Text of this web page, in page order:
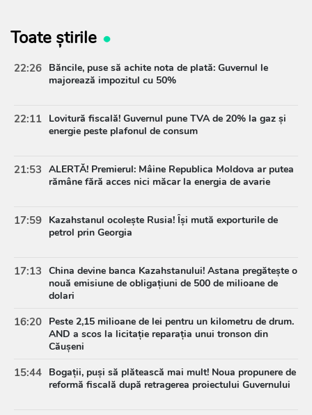
Toate știrile
22:26 Băncile, puse să achite nota de plată: Guvernul le
majorează impozitul cu 50%
22:11 Lovitură fiscală! Guvernul pune TVA de 20% la gaz și
energie peste plafonul de consum
21:53 ALERTĂ! Premierul: Mâine Republica Moldova ar putea
rămâne fără acces nici măcar la energia de avarie
17:59 Kazahstanul ocolește Rusia! Își mută exporturile de
petrol prin Georgia
17:13 China devine banca Kazahstanului! Astana pregătește o
nouă emisiune de obligațiuni de 500 de milioane de
dolari
16:20 Peste 2,15 milioane de lei pentru un kilometru de drum.
AND a scos la licitație reparația unui tronson din
Căușeni
15:44 Bogații, puși să plătească mai mult! Noua propunere de
reformă fiscală după retragerea proiectului Guvernului